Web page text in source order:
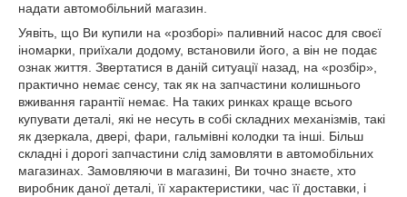
надати автомобільний магазин.
Уявіть, що Ви купили на «розборі» паливний насос для своєї
іномарки, приїхали додому, встановили його, а він не подає
ознак життя. Звертатися в даній ситуації назад, на «розбір»,
практично немає сенсу, так як на запчастини колишнього
вживання гарантії немає. На таких ринках краще всього
купувати деталі, які не несуть в собі складних механізмів, такі
як дзеркала, двері, фари, гальмівні колодки та інші. Більш
складні і дорогі запчастини слід замовляти в автомобільних
магазинах. Замовляючи в магазині, Ви точно знаєте, хто
виробник даної деталі, її характеристики, час її доставки, і